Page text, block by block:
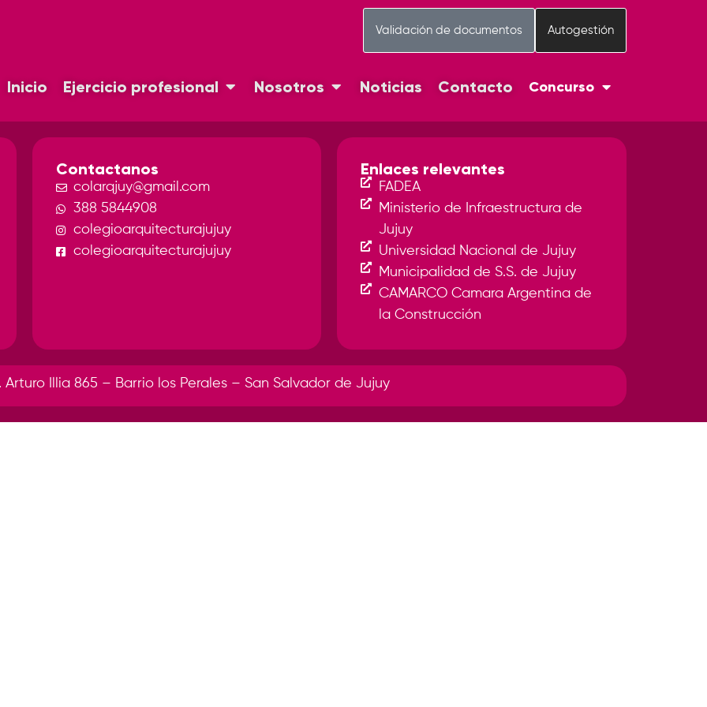
Autogestión
Validación de documentos
Inicio Ejercicio profesional Nosotros Noticias Contacto Concurso
Contactanos
colarqjuy@gmail.com
388 5844908
colegioarquitecturajujuy
colegioarquitecturajujuy
Enlaces relevantes
FADEA
Ministerio de Infraestructura de
Jujuy
Universidad Nacional de Jujuy
Municipalidad de S.S. de Jujuy
CAMARCO Camara Argentina de
la Construcción
Arturo Illia 865 – Barrio los Perales – San Salvador de Jujuy